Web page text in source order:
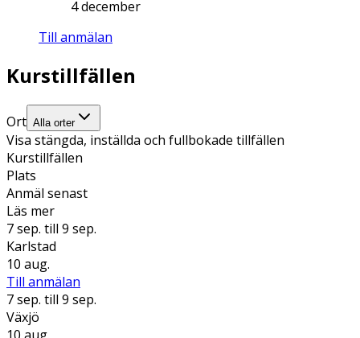
4 december
Till anmälan
Kurstillfällen
Ort Alla orter
Visa stängda, inställda och fullbokade tillfällen
Kurstillfällen
Plats
Anmäl senast
Läs mer
7 sep. till 9 sep.
Karlstad
10 aug.
Till anmälan
7 sep. till 9 sep.
Växjö